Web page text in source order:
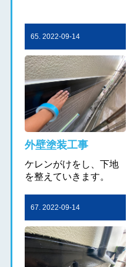
65. 2022-09-14
外壁塗装工事
ケレンがけをし、下地
を整えていきます。
67. 2022-09-14